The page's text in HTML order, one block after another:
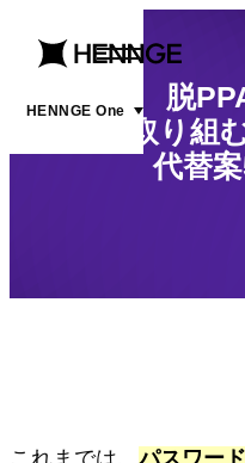
menu
open
HENNGE Onemenu
脱
企業が取り組
代替
これまでは、パスワー